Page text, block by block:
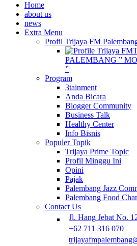
Home
about us
news
Extra Menu
Profil Trijaya FM
PALEMBANG ”
”
Program
3tainment
Anda Bicara
Blogger Community
Business Talk
Healthy Center
Info Bisnis
Populer Topik
Trijaya Prime Topic
Profil Minggu Ini
Opini
Pajak
Palembang Jazz
Palembang Food
Contact Us
Jl. Hang Jebat No.
+62 711 316 070